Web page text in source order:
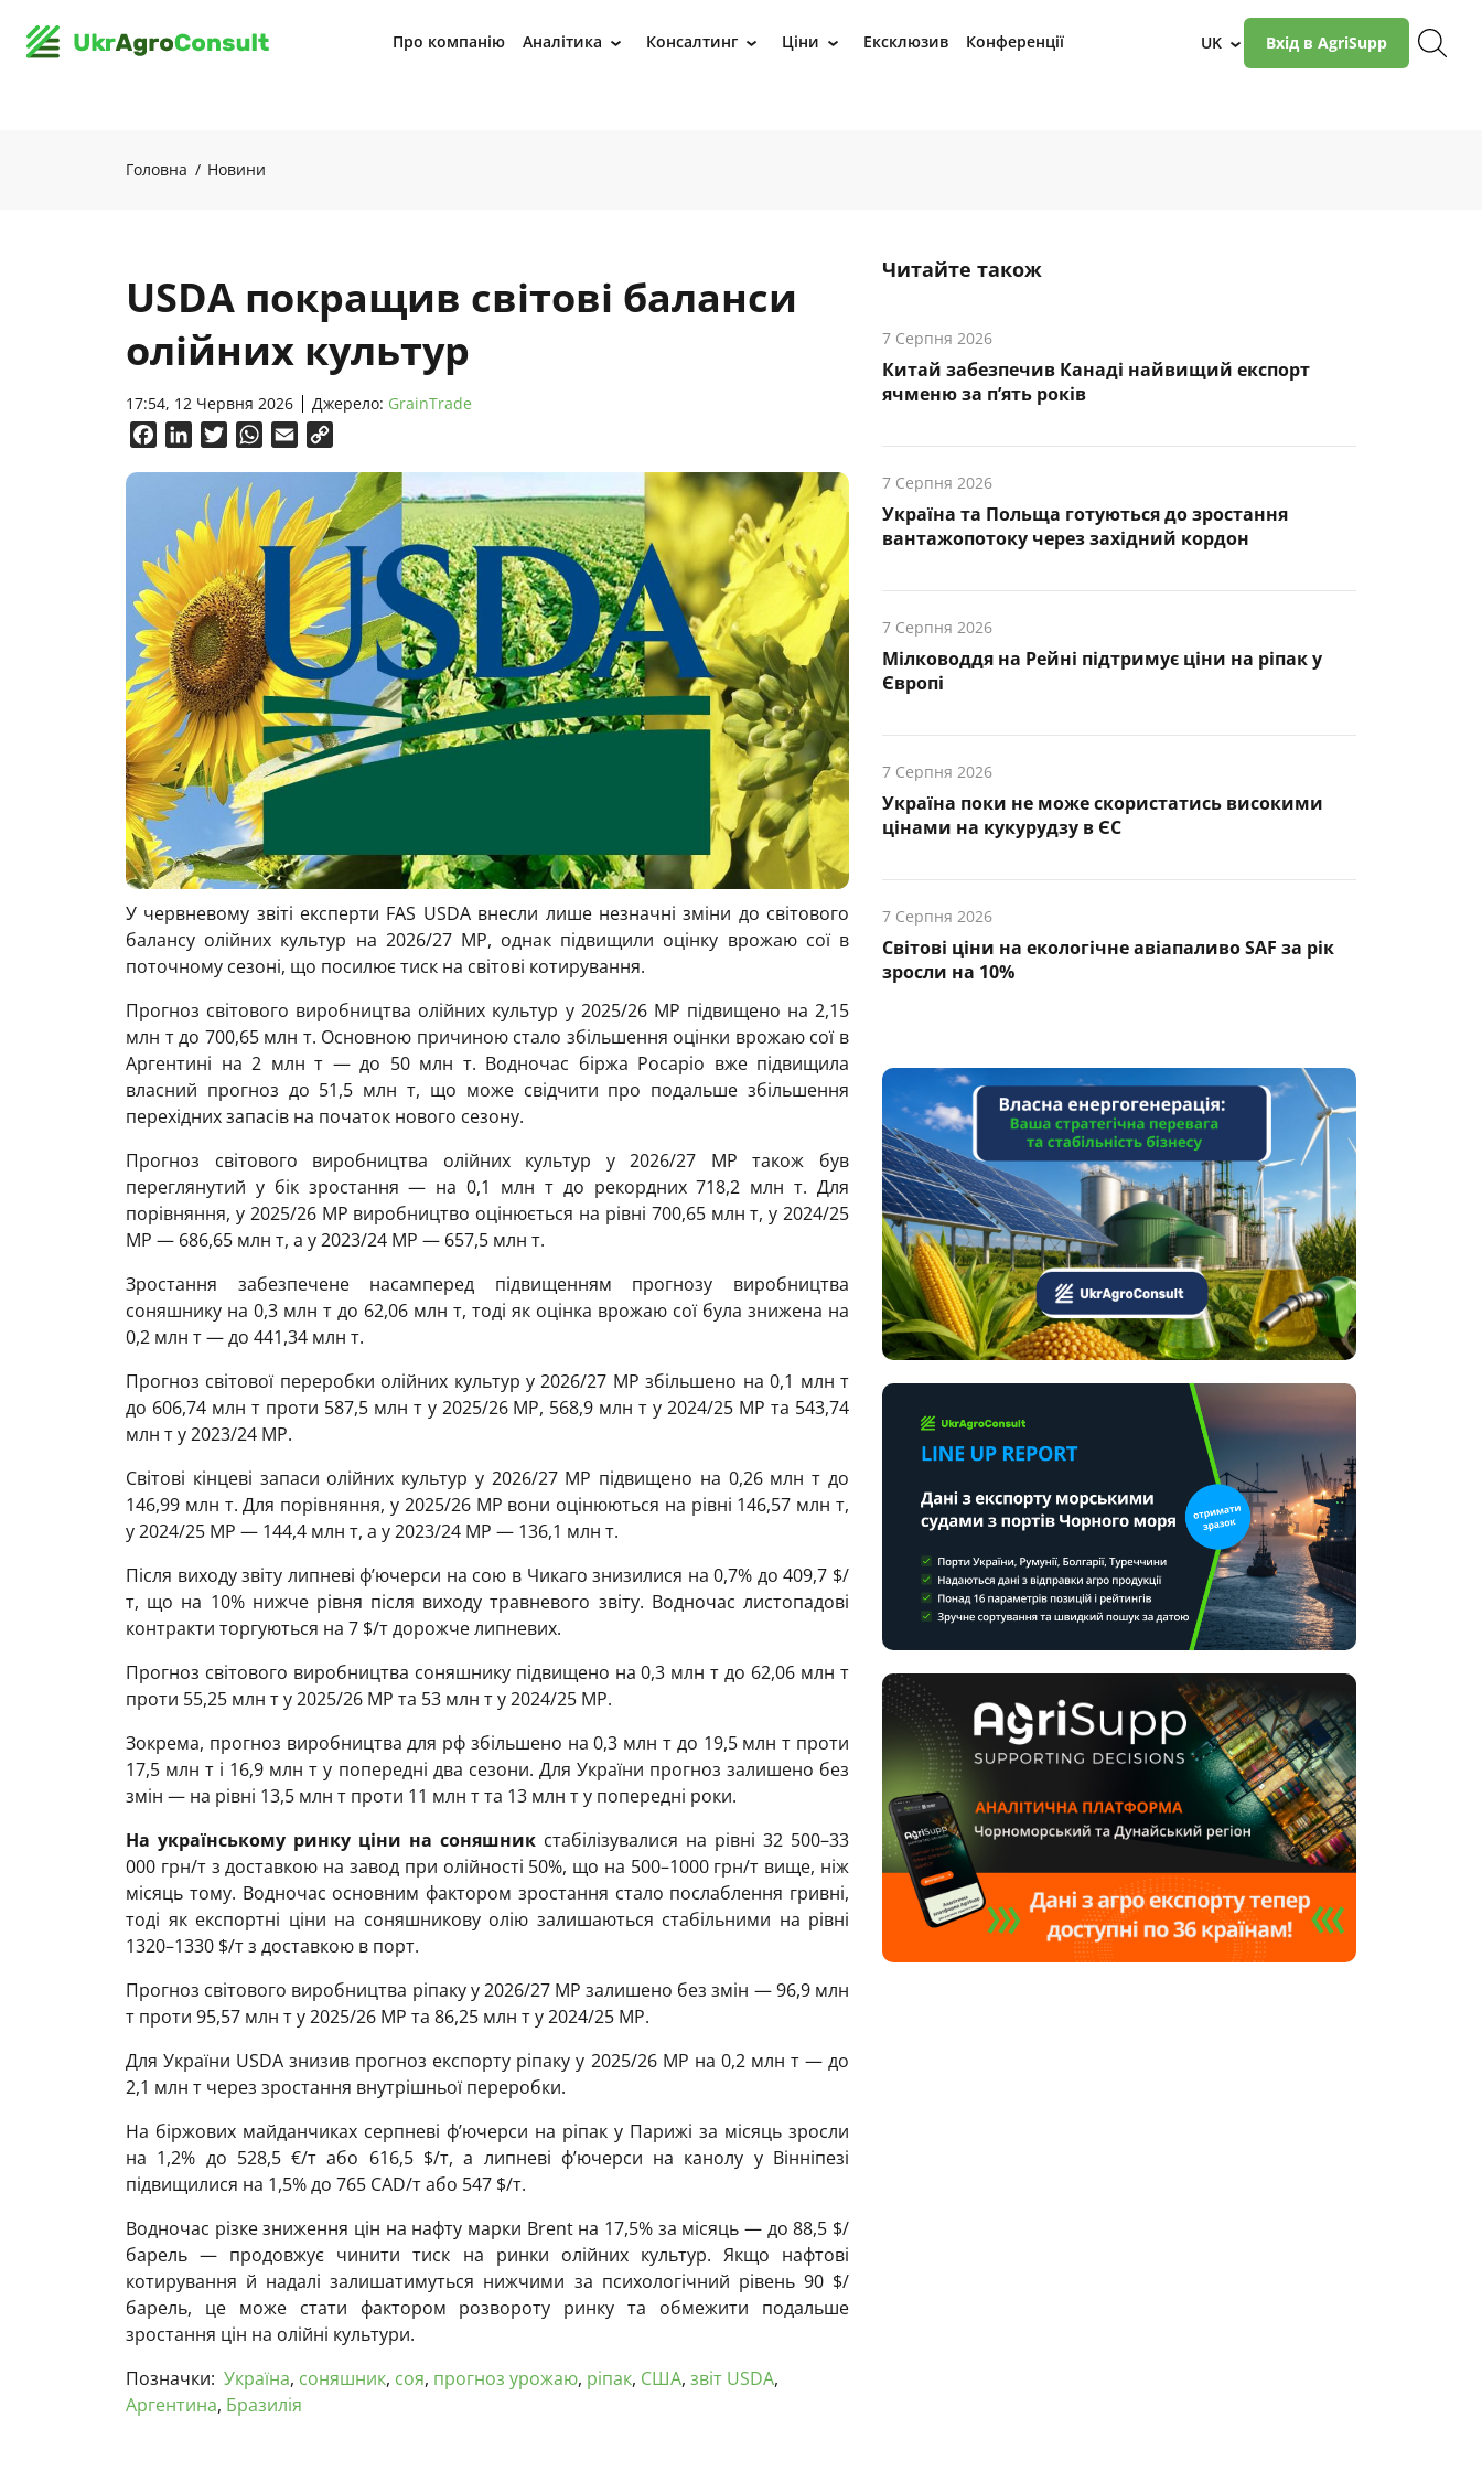
Про компанію Аналітика › Консалтинг › Ціни › Ексклюзив Конференції UK › Вхід в AgriSupp
Головна Новини
USDA покращив світові баланси
олійних культур
17:54, 12 Червня 2026 Джерело: GrainTrade
FacebookLinkedInTwitterWhatsApp
Email
У червневому звіті експерти FAS USDA внесли лише незначні зміни до світового
балансу олійних культур на 2026/27 МР, однак підвищили оцінку врожаю сої в
поточному сезоні, що посилює тиск на світові котирування.
Прогноз світового виробництва олійних культур у 2025/26 МР підвищено на 2,15
млн т до 700,65 млн т. Основною причиною стало збільшення оцінки врожаю сої в
Аргентині на 2 млн т — до 50 млн т. Водночас біржа Росаріо вже підвищила
власний прогноз до 51,5 млн т, що може свідчити про подальше збільшення
перехідних запасів на початок нового сезону.
Прогноз світового виробництва олійних культур у 2026/27 МР також був
переглянутий у бік зростання — на 0,1 млн т до рекордних 718,2 млн т. Для
порівняння, у 2025/26 МР виробництво оцінюється на рівні 700,65 млн т, у 2024/25
МР — 686,65 млн т, а у 2023/24 МР — 657,5 млн т.
Зростання забезпечене насамперед підвищенням прогнозу виробництва
соняшнику на 0,3 млн т до 62,06 млн т, тоді як оцінка врожаю сої була знижена на
0,2 млн т — до 441,34 млн т.
Прогноз світової переробки олійних культур у 2026/27 МР збільшено на 0,1 млн т
до 606,74 млн т проти 587,5 млн т у 2025/26 МР, 568,9 млн т у 2024/25 МР та 543,74
млн т у 2023/24 МР.
Світові кінцеві запаси олійних культур у 2026/27 МР підвищено на 0,26 млн т до
146,99 млн т. Для порівняння, у 2025/26 МР вони оцінюються на рівні 146,57 млн т,
у 2024/25 МР — 144,4 млн т, а у 2023/24 МР — 136,1 млн т.
Після виходу звіту липневі ф’ючерси на сою в Чикаго знизилися на 0,7% до 409,7 $/
т, що на 10% нижче рівня після виходу травневого звіту. Водночас листопадові
контракти торгуються на 7 $/т дорожче липневих.
Прогноз світового виробництва соняшнику підвищено на 0,3 млн т до 62,06 млн т
проти 55,25 млн т у 2025/26 МР та 53 млн т у 2024/25 МР.
Зокрема, прогноз виробництва для рф збільшено на 0,3 млн т до 19,5 млн т проти
17,5 млн т і 16,9 млн т у попередні два сезони. Для України прогноз залишено без
змін — на рівні 13,5 млн т проти 11 млн т та 13 млн т у попередні роки.
На українському ринку ціни на соняшник стабілізувалися на рівні 32 500–33
000 грн/т з доставкою на завод при олійності 50%, що на 500–1000 грн/т вище, ніж
місяць тому. Водночас основним фактором зростання стало послаблення гривні,
тоді як експортні ціни на соняшникову олію залишаються стабільними на рівні
1320–1330 $/т з доставкою в порт.
Прогноз світового виробництва ріпаку у 2026/27 МР залишено без змін — 96,9 млн
т проти 95,57 млн т у 2025/26 МР та 86,25 млн т у 2024/25 МР.
Для України USDA знизив прогноз експорту ріпаку у 2025/26 МР на 0,2 млн т — до
2,1 млн т через зростання внутрішньої переробки.
На біржових майданчиках серпневі ф’ючерси на ріпак у Парижі за місяць зросли
на 1,2% до 528,5 €/т або 616,5 $/т, а липневі ф’ючерси на канолу у Вінніпезі
підвищилися на 1,5% до 765 CAD/т або 547 $/т.
Водночас різке зниження цін на нафту марки Brent на 17,5% за місяць — до 88,5 $/
барель — продовжує чинити тиск на ринки олійних культур. Якщо нафтові
котирування й надалі залишатимуться нижчими за психологічний рівень 90 $/
барель, це може стати фактором розвороту ринку та обмежити подальше
зростання цін на олійні культури.
Позначки: Україна, соняшник, соя, прогноз урожаю, ріпак, США, звіт USDA,
Аргентина, Бразилія
Читайте також
7 Серпня 2026
Китай забезпечив Канаді найвищий експорт
ячменю за п’ять років
7 Серпня 2026
Україна та Польща готуються до зростання
вантажопотоку через західний кордон
7 Серпня 2026
Мілководдя на Рейні підтримує ціни на ріпак у
Європі
7 Серпня 2026
Україна поки не може скористатись високими
цінами на кукурудзу в ЄС
7 Серпня 2026
Світові ціни на екологічне авіапаливо SAF за рік
зросли на 10%